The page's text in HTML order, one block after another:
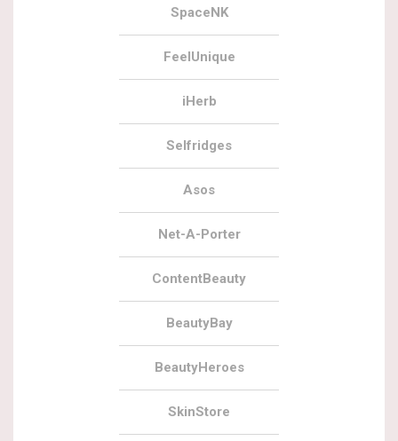
SpaceNK
FeelUnique
iHerb
Selfridges
Asos
Net-A-Porter
ContentBeauty
BeautyBay
BeautyHeroes
SkinStore